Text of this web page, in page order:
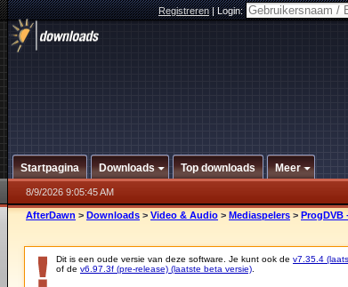
Registreren|Login:
Startpagina Downloads Top downloads Meer
8/9/2026 9:05:45 AM
AfterDawn > Downloads > Video & Audio > Mediaspelers > ProgDVB
Dit is een oude versie van deze software. Je kunt ook de v7.35.4
of de v6.97.3f (pre-release) (laatste beta versie)